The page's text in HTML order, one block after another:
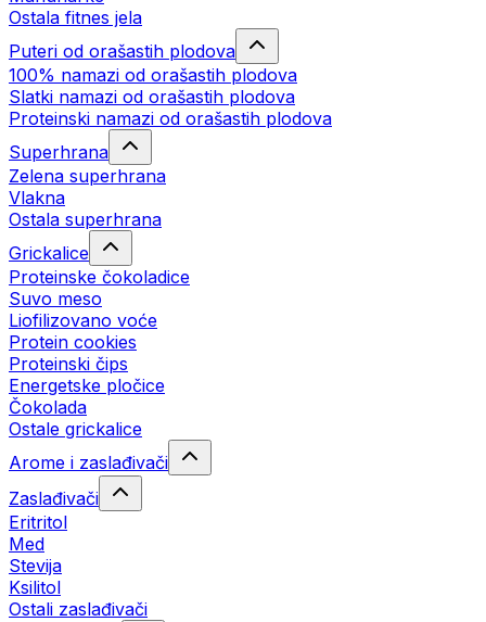
Ostala fitnes jela
Puteri od orašastih plodova
100% namazi od orašastih plodova
Slatki namazi od orašastih plodova
Proteinski namazi od orašastih plodova
Superhrana
Zelena superhrana
Vlakna
Ostala superhrana
Grickalice
Proteinske čokoladice
Suvo meso
Liofilizovano voće
Protein cookies
Proteinski čips
Energetske pločice
Čokolada
Ostale grickalice
Arome i zaslađivači
Zaslađivači
Eritritol
Med
Stevija
Ksilitol
Ostali zaslađivači